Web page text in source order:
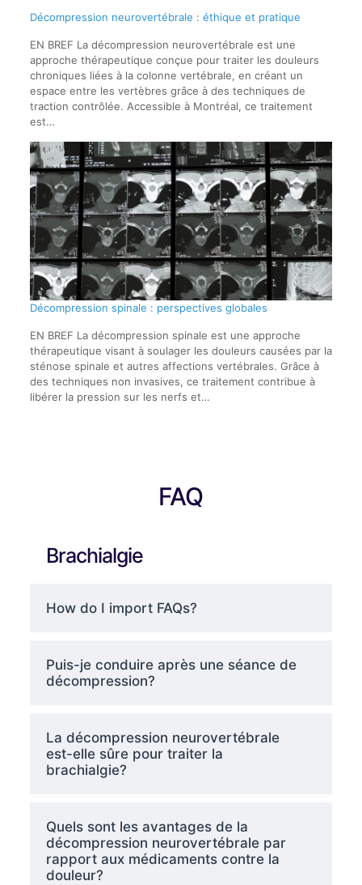
Décompression neurovertébrale : éthique et pratique
EN BREF La décompression neurovertébrale est une
approche thérapeutique conçue pour traiter les douleurs
chroniques liées à la colonne vertébrale, en créant un
espace entre les vertèbres grâce à des techniques de
traction contrôlée. Accessible à Montréal, ce traitement
est…
Décompression spinale : perspectives globales
EN BREF La décompression spinale est une approche
thérapeutique visant à soulager les douleurs causées par la
sténose spinale et autres affections vertébrales. Grâce à
des techniques non invasives, ce traitement contribue à
libérer la pression sur les nerfs et…
FAQ
Brachialgie
How do I import FAQs?
Puis-je conduire après une séance de
décompression?
La décompression neurovertébrale
est-elle sûre pour traiter la
brachialgie?
Quels sont les avantages de la
décompression neurovertébrale par
rapport aux médicaments contre la
douleur?